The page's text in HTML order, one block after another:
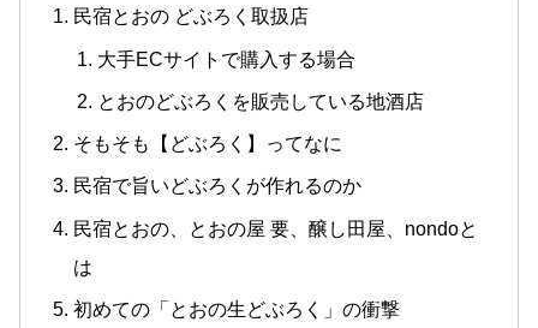
民宿とおの どぶろく取扱店
大手ECサイトで購入する場合
とおのどぶろくを販売している地酒店
そもそも【どぶろく】ってなに
民宿で旨いどぶろくが作れるのか
民宿とおの、とおの屋 要、醸し田屋、nondoと
は
初めての「とおの生どぶろく」の衝撃